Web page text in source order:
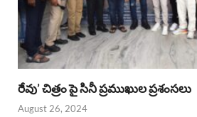
రేవు’ చిత్రం పై సినీ ప్రముఖుల ప్రశంసలు
August 26, 2024